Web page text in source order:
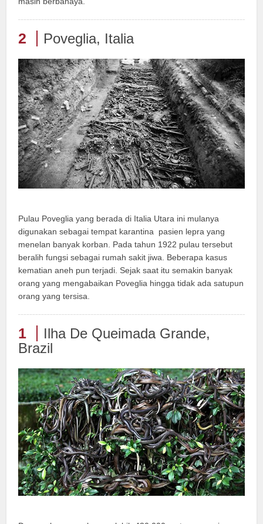
2 Poveglia, Italia
Pulau Poveglia yang berada di Italia Utara ini mulanya
digunakan sebagai tempat karantina pasien lepra yang
menelan banyak korban. Pada tahun 1922 pulau tersebut
beralih fungsi sebagai rumah sakit jiwa. Beberapa kasus
kematian aneh pun terjadi. Sejak saat itu semakin banyak
orang yang mengabaikan Poveglia hingga tidak ada satupun
orang yang tersisa.
1
Ilha De Queimada Grande,
Brazil